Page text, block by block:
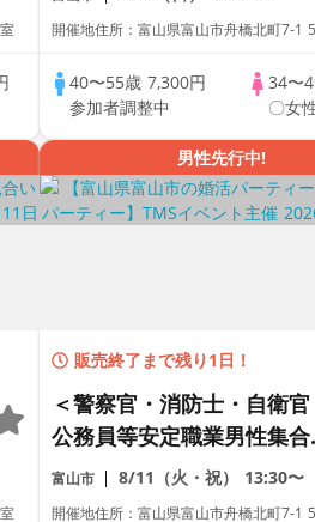
開催地住所：富山県富山市舟橋北町7-1
40〜55歳 7,300円
参加者調整中
34〜
〇女
男性先行中!
販売終了まで残り1日！
＜警察官・消防士・自衛官
公務員等安定職業男性集合
＞婚活パーティー・街コ
～真剣な出会い～
富山市 8/11（火・祝） 13:30〜
開催地住所：富山県富山市舟橋北町7-1